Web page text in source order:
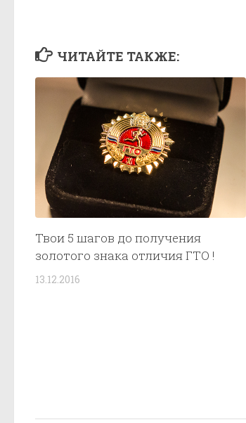
ЧИТАЙТЕ ТАКЖЕ:
Твои 5 шагов до получения
золотого знака отличия ГТО !
13.12.2016